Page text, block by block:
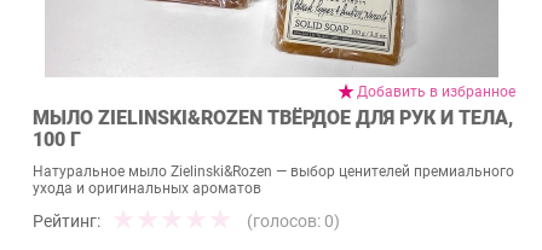
Добавить в избранное
МЫЛО ZIELINSKI&ROZEN ТВЁРДОЕ ДЛЯ РУК И ТЕЛА,
100 Г
Натуральное мыло Zielinski&Rozen — выбор ценителей премиального
ухода и оригинальных ароматов
Рейтинг: (голосов: 0)